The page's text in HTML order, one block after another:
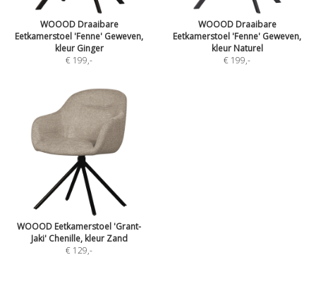
WOOOD Draaibare
Eetkamerstoel 'Fenne' Geweven,
kleur Ginger
€ 199,-
WOOOD Draaibare
Eetkamerstoel 'Fenne' Geweven,
kleur Naturel
€ 199,-
WOOOD Eetkamerstoel 'Grant-
Jaki' Chenille, kleur Zand
€ 129,-